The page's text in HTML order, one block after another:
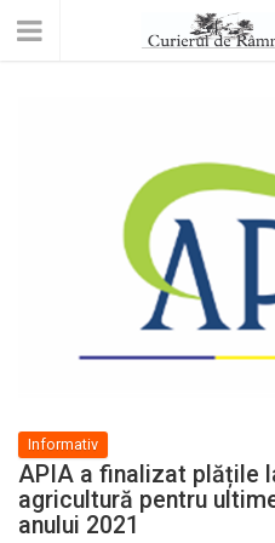
Informativ
APIA a finalizat plățile
agricultură pentru
anului 2021